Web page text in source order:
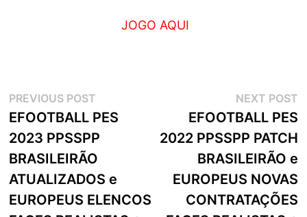
JOGO AQUI
Navegação
de
artigos
PREVIOUS POSTPrevious
post:
EFOOTBALL PES
2023 PPSSPP
BRASILEIRÃO
ATUALIZADOS e
EUROPEUS ELENCOS
NEXT POST
EFOOTBALL PES
2022 PPSSPP PATCH
BRASILEIRÃO e
EUROPEUS NOVAS
CONTRATAÇÕES